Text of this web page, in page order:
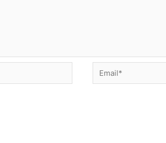
Email*